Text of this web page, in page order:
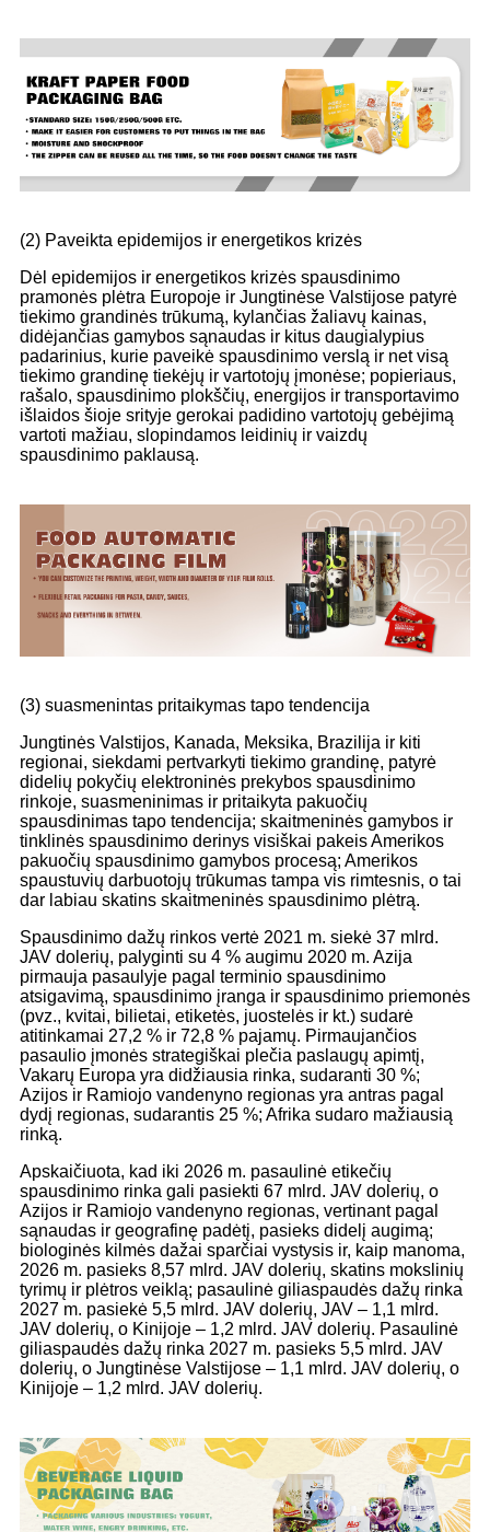
(2) Paveikta epidemijos ir energetikos krizės
Dėl epidemijos ir energetikos krizės spausdinimo
pramonės plėtra Europoje ir Jungtinėse Valstijose patyrė
tiekimo grandinės trūkumą, kylančias žaliavų kainas,
didėjančias gamybos sąnaudas ir kitus daugialypius
padarinius, kurie paveikė spausdinimo verslą ir net visą
tiekimo grandinę tiekėjų ir vartotojų įmonėse; popieriaus,
rašalo, spausdinimo plokščių, energijos ir transportavimo
išlaidos šioje srityje gerokai padidino vartotojų gebėjimą
vartoti mažiau, slopindamos leidinių ir vaizdų
spausdinimo paklausą.
(3) suasmenintas pritaikymas tapo tendencija
Jungtinės Valstijos, Kanada, Meksika, Brazilija ir kiti
regionai, siekdami pertvarkyti tiekimo grandinę, patyrė
didelių pokyčių elektroninės prekybos spausdinimo
rinkoje, suasmeninimas ir pritaikyta pakuočių
spausdinimas tapo tendencija; skaitmeninės gamybos ir
tinklinės spausdinimo derinys visiškai pakeis Amerikos
pakuočių spausdinimo gamybos procesą; Amerikos
spaustuvių darbuotojų trūkumas tampa vis rimtesnis, o tai
dar labiau skatins skaitmeninės spausdinimo plėtrą.
Spausdinimo dažų rinkos vertė 2021 m. siekė 37 mlrd.
JAV dolerių, palyginti su 4 % augimu 2020 m. Azija
pirmauja pasaulyje pagal terminio spausdinimo
atsigavimą, spausdinimo įranga ir spausdinimo priemonės
(pvz., kvitai, bilietai, etiketės, juostelės ir kt.) sudarė
atitinkamai 27,2 % ir 72,8 % pajamų. Pirmaujančios
pasaulio įmonės strategiškai plečia paslaugų apimtį,
Vakarų Europa yra didžiausia rinka, sudaranti 30 %;
Azijos ir Ramiojo vandenyno regionas yra antras pagal
dydį regionas, sudarantis 25 %; Afrika sudaro mažiausią
rinką.
Apskaičiuota, kad iki 2026 m. pasaulinė etikečių
spausdinimo rinka gali pasiekti 67 mlrd. JAV dolerių, o
Azijos ir Ramiojo vandenyno regionas, vertinant pagal
sąnaudas ir geografinę padėtį, pasieks didelį augimą;
biologinės kilmės dažai sparčiai vystysis ir, kaip manoma,
2026 m. pasieks 8,57 mlrd. JAV dolerių, skatins mokslinių
tyrimų ir plėtros veiklą; pasaulinė giliaspaudės dažų rinka
2027 m. pasiekė 5,5 mlrd. JAV dolerių, JAV – 1,1 mlrd.
JAV dolerių, o Kinijoje – 1,2 mlrd. JAV dolerių. Pasaulinė
giliaspaudės dažų rinka 2027 m. pasieks 5,5 mlrd. JAV
dolerių, o Jungtinėse Valstijose – 1,1 mlrd. JAV dolerių, o
Kinijoje – 1,2 mlrd. JAV dolerių.